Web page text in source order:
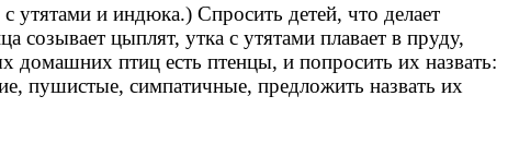
утятами и индюка.) Спросить детей, что делает
цыплят, утка с утятами плавает в пруду,
домашних птиц есть птенцы, и попросить их назвать:
пушистые, симпатичные, предложить назвать их